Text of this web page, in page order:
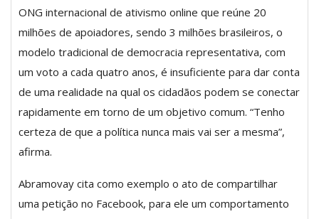
ONG internacional de ativismo online que reúne 20
milhões de apoiadores, sendo 3 milhões brasileiros, o
modelo tradicional de democracia representativa, com
um voto a cada quatro anos, é insuficiente para dar conta
de uma realidade na qual os cidadãos podem se conectar
rapidamente em torno de um objetivo comum. “Tenho
certeza de que a política nunca mais vai ser a mesma”,
afirma.
Abramovay cita como exemplo o ato de compartilhar
uma petição no Facebook, para ele um comportamento